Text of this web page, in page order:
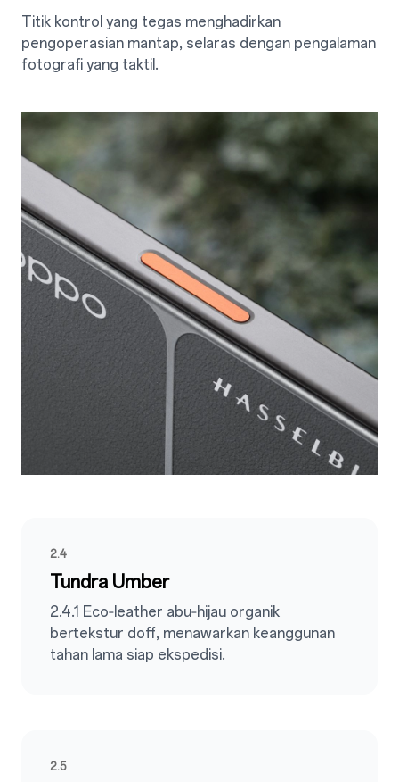
Titik kontrol yang tegas menghadirkan
pengoperasian mantap, selaras dengan pengalaman
fotografi yang taktil.
2.4
Tundra Umber
2.4.1 Eco‑leather abu‑hijau organik
bertekstur doff, menawarkan keanggunan
tahan lama siap ekspedisi.
2.5